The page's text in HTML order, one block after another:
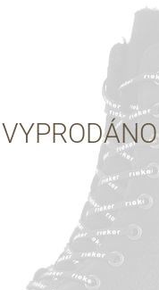
VYPRODÁNO